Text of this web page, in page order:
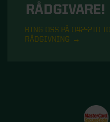
RÅDGIVARE!
RING OSS PÅ 042-210
RÅDGIVNING